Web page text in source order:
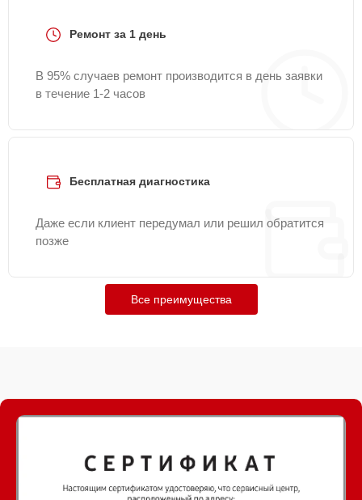
Ремонт за 1 день
В 95% случаев ремонт производится в день заявки
в течение 1-2 часов
Бесплатная диагностика
Даже если клиент передумал или решил обратится
позже
Все преимущества